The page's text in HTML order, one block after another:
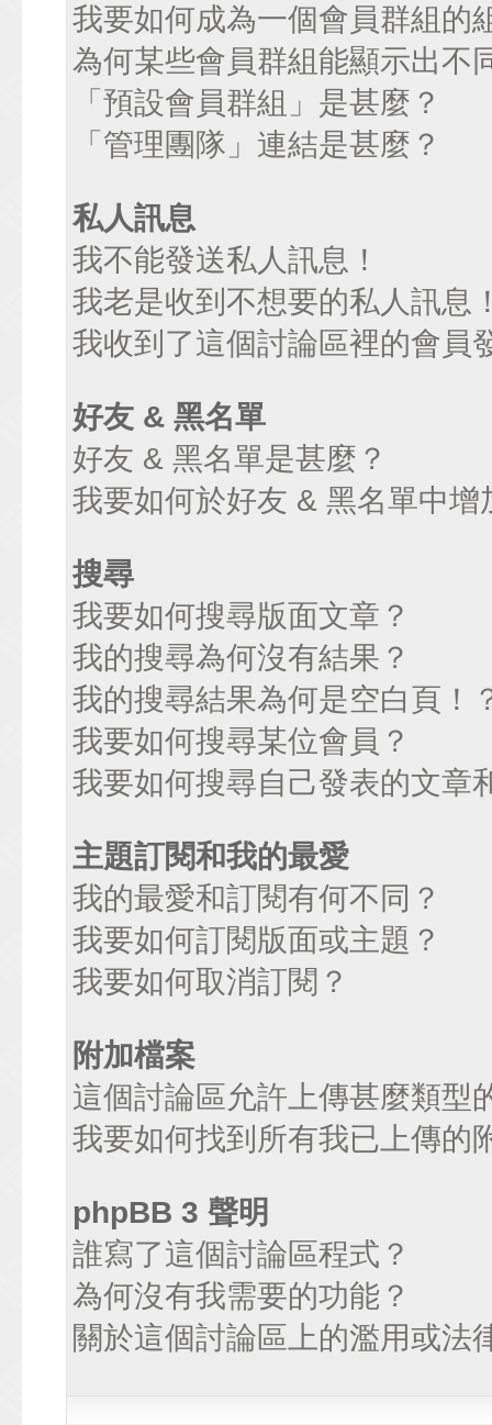
我要如何成為一個會員群組的
為何某些會員群組能顯示出不
「預設會員群組」是甚麼？
「管理團隊」連結是甚麼？
私人訊息
我不能發送私人訊息！
我老是收到不想要的私人訊息
我收到了這個討論區裡的會員
好友 & 黑名單
好友 & 黑名單是甚麼？
我要如何於好友 & 黑名單中增
搜尋
我要如何搜尋版面文章？
我的搜尋為何沒有結果？
我的搜尋結果為何是空白頁！
我要如何搜尋某位會員？
我要如何搜尋自己發表的文章
主題訂閱和我的最愛
我的最愛和訂閱有何不同？
我要如何訂閱版面或主題？
我要如何取消訂閱？
附加檔案
這個討論區允許上傳甚麼類型
我要如何找到所有我已上傳的
phpBB 3 聲明
誰寫了這個討論區程式？
為何沒有我需要的功能？
關於這個討論區上的濫用或法